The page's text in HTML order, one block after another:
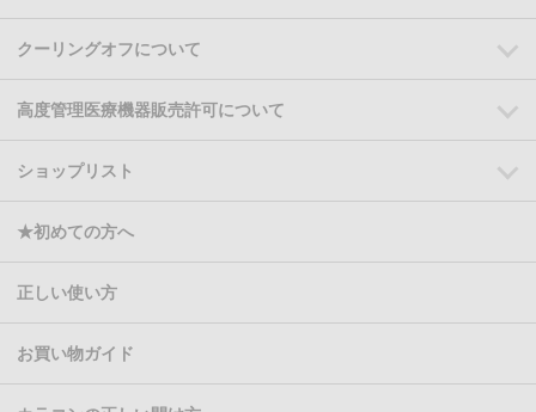
クーリングオフについて
高度管理医療機器販売許可について
ショップリスト
★初めての方へ
正しい使い方
お買い物ガイド